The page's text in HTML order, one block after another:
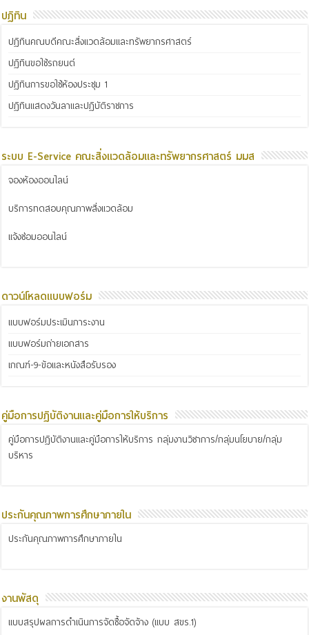
ปฏิทิน
ปฏิทินคณบดีคณะสิ่งแวดล้อมและทรัพยากรศาสตร์
ปฏิทินขอใช้รถยนต์
ปฏิทินการขอใช้ห้องประชุม 1
ปฏิทินแสดงวันลาและปฏิบัติราชการ
ระบบ E-Service คณะสิ่งแวดล้อมและทรัพยากรศาสตร์ มมส
จองห้องออนไลน์
บริการทดสอบคุณภาพสิ่งแวดล้อม
แจ้งซ่อมออนไลน์
ดาวน์โหลดแบบฟอร์ม
แบบฟอร์มประเมินภาระงาน
แบบฟอร์มถ่ายเอกสาร
เกณฑ์-9-ข้อและหนังสือรับรอง
คู่มือการปฏิบัติงานและคู่มือการให้บริการ
คู่มือการปฏิบัติงานและคู่มือการให้บริการ กลุ่มงานวิชาการ/กลุ่มนโยบาย/กลุ่ม
บริหาร
ประกันคุณภาพการศึกษาภายใน
ประกันคุณภาพการศึกษาภายใน
งานพัสดุ
แบบสรุปผลการดำเนินการจัดซื้อจัดจ้าง (แบบ สขร.1)